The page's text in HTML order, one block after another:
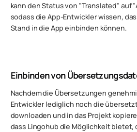
kann den Status von "Translated" auf
sodass die App-Entwickler wissen,
Stand in die App einbinden können.
Einbinden von
Nachdem die Übersetzungen
Entwickler lediglich noch die
downloaden und in das Projekt
dass Lingohub die Möglichkeit bietet,